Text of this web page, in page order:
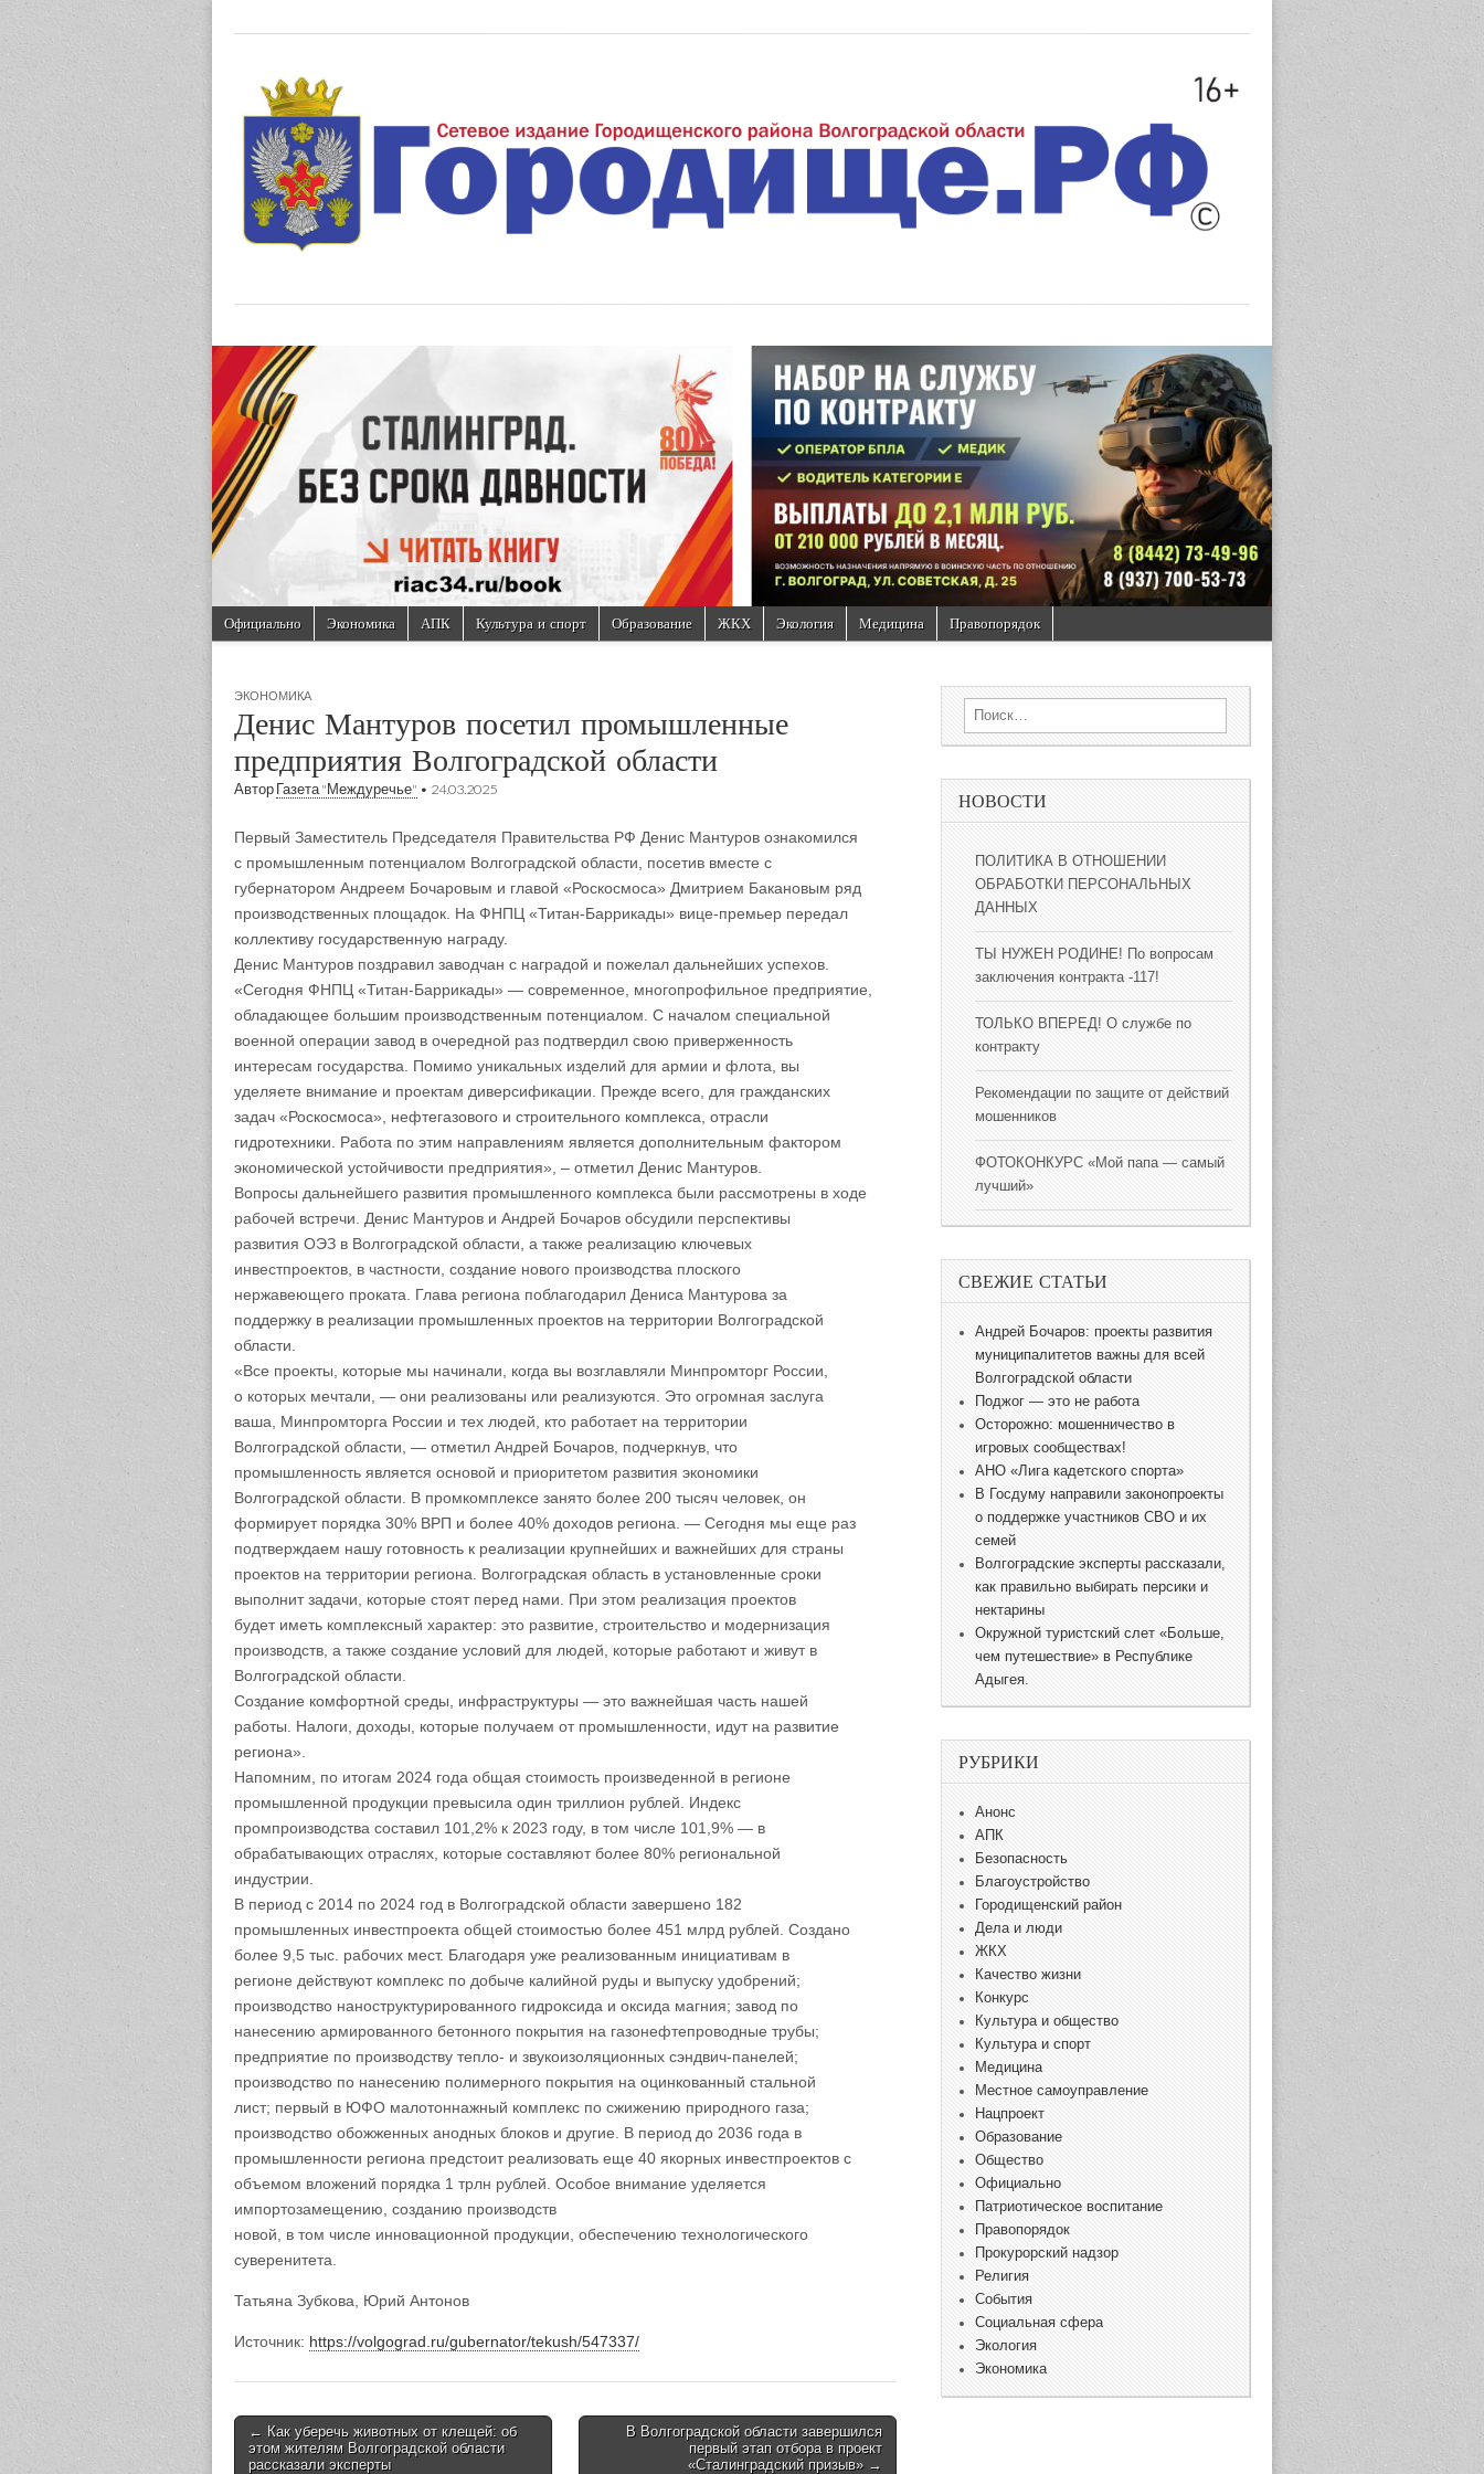
Газета "Междуречье"
Main menu
Skip to content
Официально Экономика АПК Культура и спорт Образование ЖКХ Экология Медицина Правопорядок
ЭКОНОМИКА
Денис Мантуров посетил промышленные
предприятия Волгоградской области
Автор Газета "Междуречье" • 24.03.2025
Первый Заместитель Председателя Правительства РФ Денис Мантуров ознакомился
с промышленным потенциалом Волгоградской области, посетив вместе с
губернатором Андреем Бочаровым и главой «Роскосмоса» Дмитрием Бакановым ряд
производственных площадок. На ФНПЦ «Титан-Баррикады» вице-премьер передал
коллективу государственную награду.
Денис Мантуров поздравил заводчан с наградой и пожелал дальнейших успехов.
«Сегодня ФНПЦ «Титан-Баррикады» — современное, многопрофильное предприятие,
обладающее большим производственным потенциалом. С началом специальной
военной операции завод в очередной раз подтвердил свою приверженность
интересам государства. Помимо уникальных изделий для армии и флота, вы
уделяете внимание и проектам диверсификации. Прежде всего, для гражданских
задач «Роскосмоса», нефтегазового и строительного комплекса, отрасли
гидротехники. Работа по этим направлениям является дополнительным фактором
экономической устойчивости предприятия», – отметил Денис Мантуров.
Вопросы дальнейшего развития промышленного комплекса были рассмотрены в ходе
рабочей встречи. Денис Мантуров и Андрей Бочаров обсудили перспективы
развития ОЭЗ в Волгоградской области, а также реализацию ключевых
инвестпроектов, в частности, создание нового производства плоского
нержавеющего проката. Глава региона поблагодарил Дениса Мантурова за
поддержку в реализации промышленных проектов на территории Волгоградской
области.
«Все проекты, которые мы начинали, когда вы возглавляли Минпромторг России,
о которых мечтали, — они реализованы или реализуются. Это огромная заслуга
ваша, Минпромторга России и тех людей, кто работает на территории
Волгоградской области, — отметил Андрей Бочаров, подчеркнув, что
промышленность является основой и приоритетом развития экономики
Волгоградской области. В промкомплексе занято более 200 тысяч человек, он
формирует порядка 30% ВРП и более 40% доходов региона. — Сегодня мы еще раз
подтверждаем нашу готовность к реализации крупнейших и важнейших для страны
проектов на территории региона. Волгоградская область в установленные сроки
выполнит задачи, которые стоят перед нами. При этом реализация проектов
будет иметь комплексный характер: это развитие, строительство и модернизация
производств, а также создание условий для людей, которые работают и живут в
Волгоградской области.
Создание комфортной среды, инфраструктуры — это важнейшая часть нашей
работы. Налоги, доходы, которые получаем от промышленности, идут на развитие
региона».
Напомним, по итогам 2024 года общая стоимость произведенной в регионе
промышленной продукции превысила один триллион рублей. Индекс
промпроизводства составил 101,2% к 2023 году, в том числе 101,9% — в
обрабатывающих отраслях, которые составляют более 80% региональной
индустрии.
В период с 2014 по 2024 год в Волгоградской области завершено 182
промышленных инвестпроекта общей стоимостью более 451 млрд рублей. Создано
более 9,5 тыс. рабочих мест. Благодаря уже реализованным инициативам в
регионе действуют комплекс по добыче калийной руды и выпуску удобрений;
производство наноструктурированного гидроксида и оксида магния; завод по
нанесению армированного бетонного покрытия на газонефтепроводные трубы;
предприятие по производству тепло- и звукоизоляционных сэндвич-панелей;
производство по нанесению полимерного покрытия на оцинкованный стальной
лист; первый в ЮФО малотоннажный комплекс по сжижению природного газа;
производство обожженных анодных блоков и другие. В период до 2036 года в
промышленности региона предстоит реализовать еще 40 якорных инвестпроектов с
объемом вложений порядка 1 трлн рублей. Особое внимание уделяется
импортозамещению, созданию производств
новой, в том числе инновационной продукции, обеспечению технологического
суверенитета.
Татьяна Зубкова, Юрий Антонов
Источник: https://volgograd.ru/gubernator/tekush/547337/
Post navigation
← Как уберечь животных от клещей: об
этом жителям Волгоградской области
рассказали эксперты
В Волгоградской области завершился
первый этап отбора в проект
«Сталинградский призыв» →
Search for:
НОВОСТИ
ПОЛИТИКА В ОТНОШЕНИИ
ОБРАБОТКИ ПЕРСОНАЛЬНЫХ
ДАННЫХ
ТЫ НУЖЕН РОДИНЕ! По вопросам
заключения контракта -117!
ТОЛЬКО ВПЕРЕД! О службе по
контракту
Рекомендации по защите от действий
мошенников
ФОТОКОНКУРС «Мой папа — самый
лучший»
СВЕЖИЕ СТАТЬИ
Андрей Бочаров: проекты развития
муниципалитетов важны для всей
Волгоградской области
Поджог — это не работа
Осторожно: мошенничество в
игровых сообществах!
АНО «Лига кадетского спорта»
В Госдуму направили законопроекты
о поддержке участников СВО и их
семей
Волгоградские эксперты рассказали,
как правильно выбирать персики и
нектарины
Окружной туристский слет «Больше,
чем путешествие» в Республике
Адыгея.
РУБРИКИ
Анонс
АПК
Безопасность
Благоустройство
Городищенский район
Дела и люди
ЖКХ
Качество жизни
Конкурс
Культура и общество
Культура и спорт
Медицина
Местное самоуправление
Нацпроект
Образование
Общество
Официально
Патриотическое воспитание
Правопорядок
Прокурорский надзор
Религия
События
Социальная сфера
Экология
Экономика